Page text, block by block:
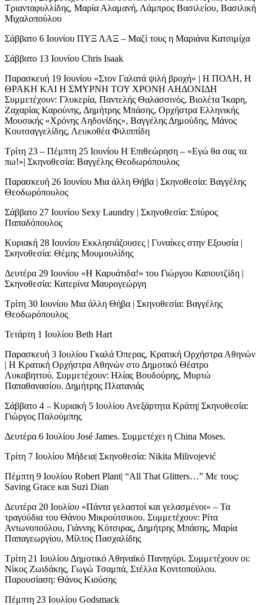
Τριανταφυλλίδης, Μαρία Αλαμανή, Λάμπρος Βασιλείου, Βασιλική
Μιχαλοπούλου
Σάββατο 6 Ιουνίου ΠΥΞ ΛΑΞ – Μαζί τους η Μαριάνα Κατσιμίχα
Σάββατο 13 Ιουνίου Chris Isaak
Παρασκευή 19 Ιουνίου «Στον Γαλατά ψιλή βροχή» | Η ΠΟΛΗ, Η
ΘΡΑΚΗ ΚΑΙ Η ΣΜΥΡΝΗ ΤΟΥ ΧΡΟΝΗ ΑΗΔΟΝΙΔΗ
Συμμετέχουν: Γλυκερία, Παντελής Θαλασσινός, Βιολέτα Ίκαρη,
Ζαχαρίας Καρούνης, Δημήτρης Μπάσης, Ορχήστρα Ελληνικής
Μουσικής «Χρόνης Αηδονίδης», Βαγγέλης Δημούδης, Μάνος
Κουτσαγγελίδης, Λευκοθέα Φιλιππίδη
Τρίτη 23 – Πέμπτη 25 Ιουνίου Η Επιθεώρηση – «Εγώ θα σας τα
πω!»| Σκηνοθεσία: Βαγγέλης Θεοδωρόπουλος
Παρασκευή 26 Ιουνίου Μια άλλη Θήβα | Σκηνοθεσία: Βαγγέλης
Θεοδωρόπουλος
Σάββατο 27 Ιουνίου Sexy Laundry | Σκηνοθεσία: Σπύρος
Παπαδόπουλος
Κυριακή 28 Ιουνίου Εκκλησιάζουσες | Γυναίκες στην Εξουσία |
Σκηνοθεσία: Θέμης Μουμουλίδης
Δευτέρα 29 Ιουνίου «Η Καρυάτιδα!» του Γιώργου Καπουτζίδη |
Σκηνοθεσία: Κατερίνα Μαυρογεώργη
Τρίτη 30 Ιουνίου Μια άλλη Θήβα | Σκηνοθεσία: Βαγγέλης
Θεοδωρόπουλος
Τετάρτη 1 Ιουλίου Beth Hart
Παρασκευή 3 Ιουλίου Γκαλά Όπερας, Κρατική Ορχήστρα Αθηνών
| Η Κρατική Ορχήστρα Αθηνών στο Δημοτικό Θέατρο
Λυκαβηττού. Συμμετέχουν: Ηλίας Βουδούρης, Μυρτώ
Παπαθανασίου. Δημήτρης Πλατανιάς
Σάββατο 4 – Κυριακή 5 Ιουλίου Ανεξάρτητα Κράτη| Σκηνοθεσία:
Γιώργος Παλούμπης
Δευτέρα 6 Ιουλίου José James. Συμμετέχει η China Moses.
Τρίτη 7 Ιουλίου Μήδεια| Σκηνοθεσία: Nikita Milivojević
Πέμπτη 9 Ιουλίου Robert Plant| “All That Glitters…” Με τους:
Saving Grace και Suzi Dian
Δευτέρα 20 Ιουλίου «Πάντα γελαστοί και γελασμένοι» – Τα
τραγούδια του Θάνου Μικρούτσικου. Συμμετέχουν: Ρίτα
Αντωνοπούλου, Γιάννης Κότσιρας, Δημήτρης Μπάσης, Μαρία
Παπαγεωργίου, Μίλτος Πασχαλίδης
Τρίτη 21 Ιουλίου Δημοτικό Αθηναϊκό Πανηγύρι. Συμμετέχουν οι:
Νίκος Ζωιδάκης, Γωγώ Τσαμπά, Στέλλα Κονιτοπούλου.
Παρουσίαση: Θάνος Κιούσης
Πέμπτη 23 Ιουλίου Godsmack